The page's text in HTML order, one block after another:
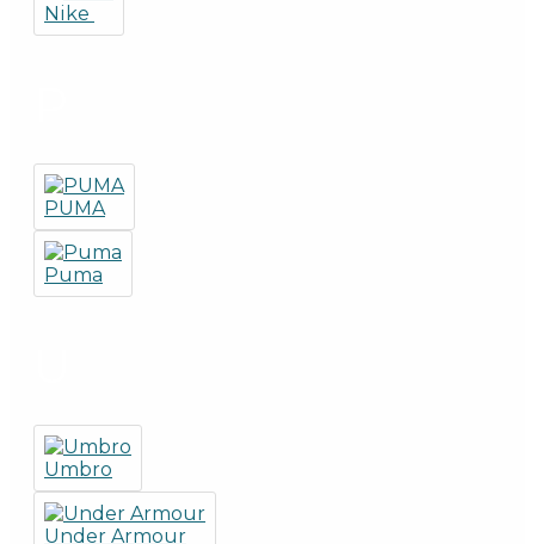
Nike
PUMA
Puma
Umbro
Under Armour